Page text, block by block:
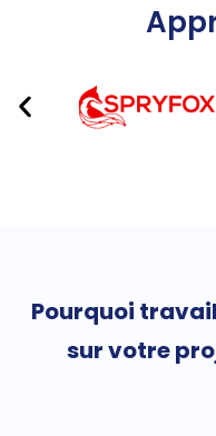
Pourquoi
sur votre